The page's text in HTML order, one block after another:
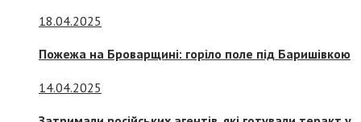
18.04.2025
Пожежа на Броварщині: горіло поле під Баришівкою
14.04.2025